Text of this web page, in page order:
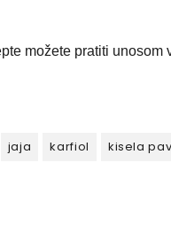
možete pratiti unosom
jaja karfiol kisela